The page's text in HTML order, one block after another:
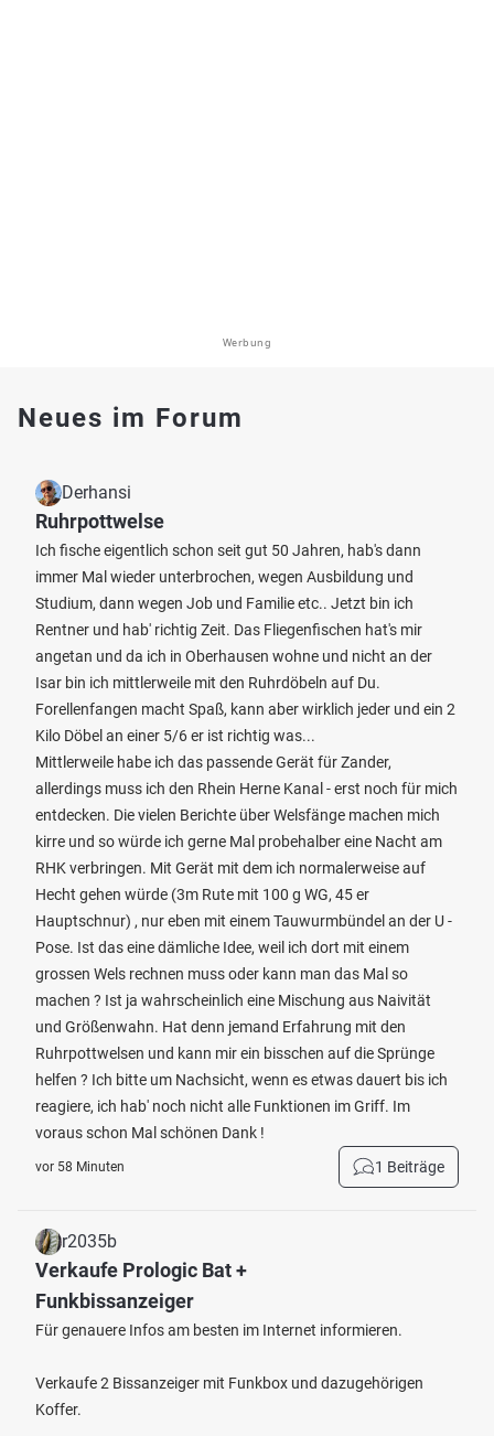
Werbung
Neues im Forum
Derhansi
Ruhrpottwelse
Ich fische eigentlich schon seit gut 50 Jahren, hab's dann
immer Mal wieder unterbrochen, wegen Ausbildung und
Studium, dann wegen Job und Familie etc.. Jetzt bin ich
Rentner und hab' richtig Zeit. Das Fliegenfischen hat's mir
angetan und da ich in Oberhausen wohne und nicht an der
Isar bin ich mittlerweile mit den Ruhrdöbeln auf Du.
Forellenfangen macht Spaß, kann aber wirklich jeder und ein 2
Kilo Döbel an einer 5/6 er ist richtig was...
Mittlerweile habe ich das passende Gerät für Zander,
allerdings muss ich den Rhein Herne Kanal - erst noch für mich
entdecken. Die vielen Berichte über Welsfänge machen mich
kirre und so würde ich gerne Mal probehalber eine Nacht am
RHK verbringen. Mit Gerät mit dem ich normalerweise auf
Hecht gehen würde (3m Rute mit 100 g WG, 45 er
Hauptschnur) , nur eben mit einem Tauwurmbündel an der U -
Pose. Ist das eine dämliche Idee, weil ich dort mit einem
grossen Wels rechnen muss oder kann man das Mal so
machen ? Ist ja wahrscheinlich eine Mischung aus Naivität
und Größenwahn. Hat denn jemand Erfahrung mit den
Ruhrpottwelsen und kann mir ein bisschen auf die Sprünge
helfen ? Ich bitte um Nachsicht, wenn es etwas dauert bis ich
reagiere, ich hab' noch nicht alle Funktionen im Griff. Im
voraus schon Mal schönen Dank !
vor 58 Minuten 1 Beiträge
r2035b
Verkaufe Prologic Bat +
Funkbissanzeiger
Für genauere Infos am besten im Internet informieren.
Verkaufe 2 Bissanzeiger mit Funkbox und dazugehörigen
Koffer.